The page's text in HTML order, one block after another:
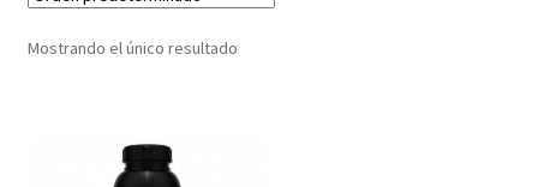
Mostrando el único resultado